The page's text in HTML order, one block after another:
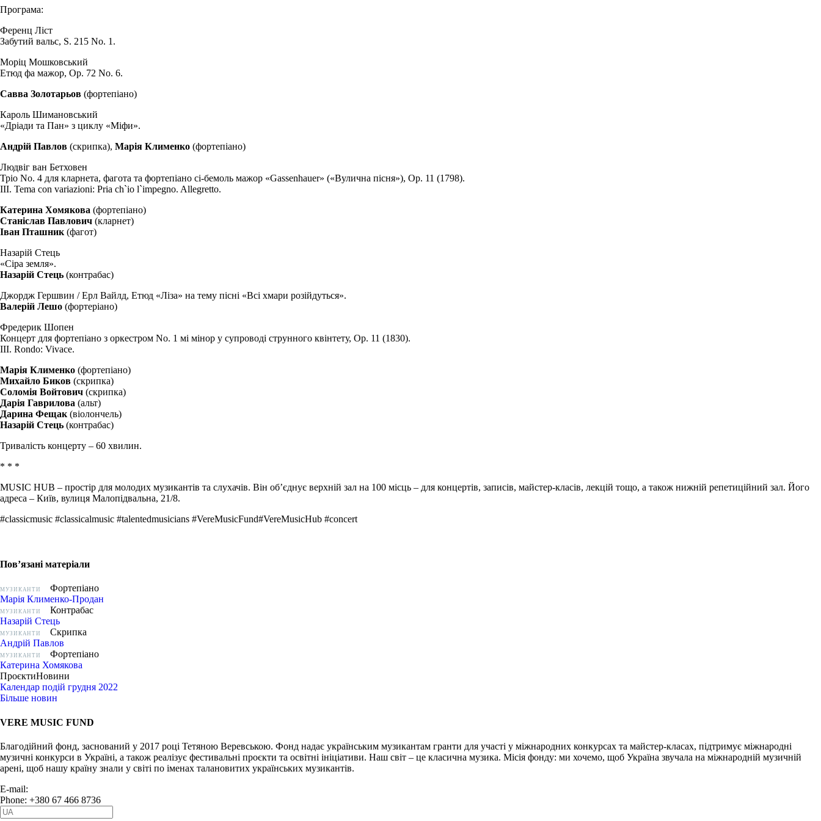
Програма:
Ференц Ліст
Забутий вальс, S. 215 No. 1.
Моріц Мошковський
Етюд фа мажор, Op. 72 No. 6.
Савва Золотарьов (фортепіано)
Кароль Шимановський
«Дріади та Пан» з циклу «Міфи».
Андрій Павлов (скрипка), Марія Клименко (фортепіано)
Людвіг ван Бетховен
Тріо No. 4 для кларнета, фагота та фортепіано сі-бемоль мажор «Gassenhauer» («Вулична пісня»), Op. 11 (1798).
III. Tema con variazioni: Pria ch`io l`impegno. Allegretto.
Катерина Хомякова (фортепіано)
Станіслав Павлович (кларнет)
Іван Пташник (фагот)
Назарій Стець
«Сіра земля».
Назарій Стець (контрабас)
Джордж Гершвин / Ерл Вайлд, Етюд «Ліза» на тему пісні «Всі хмари розійдуться».
Валерій Лешо (фортеріано)
Фредерик Шопен
Концерт для фортепіано з оркестром No. 1 мі мінор у супроводі струнного квінтету, Op. 11 (1830).
III. Rondo: Vivace.
Марія Клименко (фортепіано)
Михайло Биков (скрипка)
Соломія Войтович (скрипка)
Дарія Гаврилова (альт)
Дарина Фещак (віолончель)
Назарій Стець (контрабас)
Тривалість концерту – 60 хвилин.
* * *
MUSIC HUB – простір для молодих музикантів та слухачів. Він об’єднує верхній зал на 100 місць – для концертів, записів, майстер-класів, лекцій тощо, а також нижній репетиційний зал. Його
адреса – Київ, вулиця Малопідвальна, 21/8.
#classicmusic #classicalmusic #talentedmusicians #VereMusicFund#VereMusicHub #concert
Пов’язані матеріали
МУЗИКАНТИ
Фортепіано
Марія Клименко-Продан
МУЗИКАНТИ
Контрабас
Назарій Стець
МУЗИКАНТИ
Скрипка
Андрій Павлов
МУЗИКАНТИ
Фортепіано
Катерина Хомякова
ПроєктиНовини
Календар подій грудня 2022
Більше новин
VERE MUSIC FUND
Благодійний фонд, заснований у 2017 році Тетяною Веревською. Фонд надає українським музикантам гранти для участі у міжнародних конкурсах та майстер-класах, підтримує міжнародні
музичні конкурси в Україні, а також реалізує фестивальні проєкти та освітні ініціативи. Наш світ – це класична музика. Місія фонду: ми хочемо, щоб Україна звучала на міжнародній музичній
арені, щоб нашу країну знали у світі по іменах талановитих українських музикантів.
E-mail:
Phone: +380 67 466 8736